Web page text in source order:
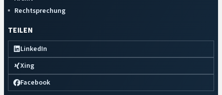
Rechtsprechung
TEILEN
LinkedIn
Xing
Facebook